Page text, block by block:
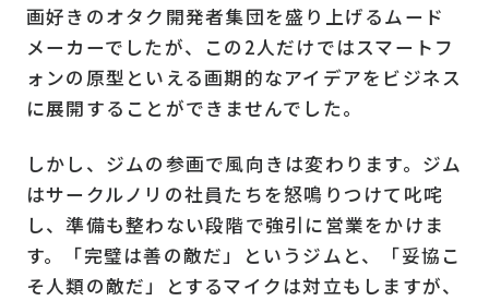
画好きのオタク開発者集団を盛り上げるムード
メーカーでしたが、この2人だけではスマートフ
ォンの原型といえる画期的なアイデアをビジネス
に展開することができませんでした。
しかし、ジムの参画で風向きは変わります。ジム
はサークルノリの社員たちを怒鳴りつけて叱咤
し、準備も整わない段階で強引に営業をかけま
す。「完璧は善の敵だ」というジムと、「妥協こ
そ人類の敵だ」とするマイクは対立もしますが、